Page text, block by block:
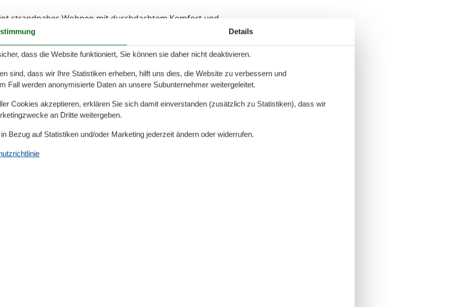
strandnahes Wohnen mit durchdachtem Komfort und
Ausstattung auch für Gäste mit eingeschränkter
Schlafraum mit gemütlicher Schlafcouch (1,40 m
(1,60 m breit), eine Küche sowie ein Badezimmer
entspannte Stunden an der frischen Luft genießen Sie
Sat, eine Sitzgruppe, Föhn sowie auf Wunsch
nach Vereinbarung kostenfrei bereitgestellt wird.
enthalten. Heizung, Wasser und Strom sind ebenfalls
unkompliziert planen können.
steht unseren Gästen zur Verfügung, zwei
und Ihr Auto parken Sie bequem in der Tiefgarage -
erlaubt. Die Kurtaxe ist gemäß gültiger Satzung in
Anreise ab 15:00 Uhr, Abreise bis 11:00 Uhr.
Details
dass die Website funktioniert, Sie können sie daher nicht deaktivieren.
sind, dass wir Ihre Statistiken erheben, hilft uns dies, die Website zu verbessern und
Fall werden anonymisierte Daten an unsere Subunternehmer weitergeleitet.
Cookies akzeptieren, erklären Sie sich damit einverstanden (zusätzlich zu Statistiken), dass wir
an Dritte weitergeben.
Bezug auf Statistiken und/oder Marketing jederzeit ändern oder widerrufen.